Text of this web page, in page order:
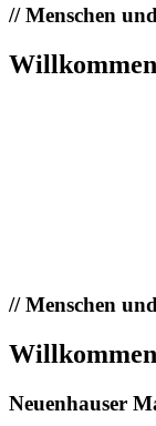
//Menschen
//Menschen
Neuenhauser